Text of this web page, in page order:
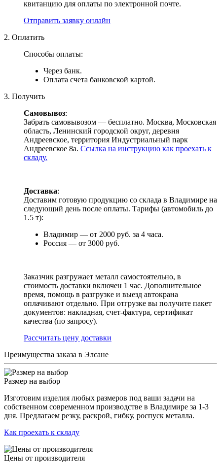
квитанцию для оплаты по электронной почте.
Отправить заявку онлайн
2. Оплатить
Способы оплаты:
Через банк.
Оплата счета банковской картой.
3. Получить
Самовывоз:
Забрать самовывозом — бесплатно. Москва, Московская
область, Ленинский городской округ, деревня
Андреевское, территория Индустриальный парк
Андреевское 8а. Ссылка на инструкцию как проехать к
складу.
Доставка:
Доставим готовую продукцию со склада в Владимире на
следующий день после оплаты. Тарифы (автомобиль до
1.5 т):
Владимир — от 2000 руб. за 4 часа.
Россия — от 3000 руб.
Заказчик разгружает металл самостоятельно, в
стоимость доставки включен 1 час. Дополнительное
время, помощь в разгрузке и выезд автокрана
оплачивают отдельно. При отгрузке вы получите пакет
документов: накладная, счет-фактура, сертификат
качества (по запросу).
Раcсчитать цену доставки
Преимущества заказа в Элсане
Размер на выбор
Изготовим изделия любых размеров под ваши задачи на
собственном современном производстве в Владимире за 1-3
дня. Предлагаем резку, раскрой, гибку, роспуск металла.
Как проехать к складу
Цены от производителя